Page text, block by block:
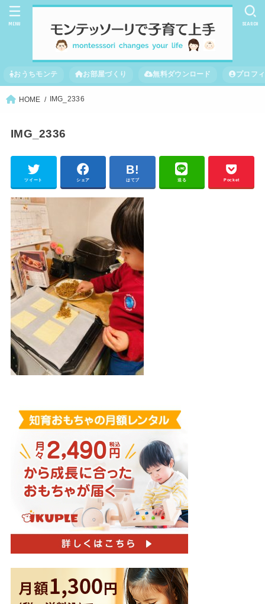
おうちモンテ お部屋づくり 無料ダウンロード プロフ
SEARCH
MENU
HOME IMG_2336
IMG_2336
ツイート シェア はてブ 送る Pocket